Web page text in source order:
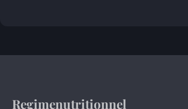
Regimenutritionnel